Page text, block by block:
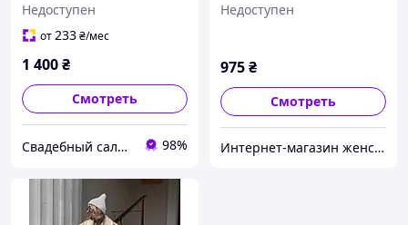
Недоступен
от233₴/мес
1 400₴
Смотреть
Свадебный салон "ПРИНЦЕССА" 98%
S-M, Искусственный мех,
Недоступен
975₴
Смотреть
Интернет-магазин женской одежды "ANNA-BEST"